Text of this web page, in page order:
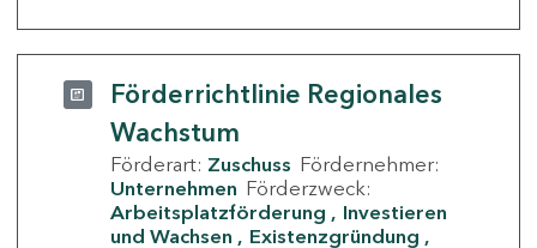
Förderrichtlinie Regionales
Wachstum
Förderart: Zuschuss Fördernehmer:
Unternehmen Förderzweck:
Arbeitsplatzförderung
Investieren
und Wachsen
Existenzgründung